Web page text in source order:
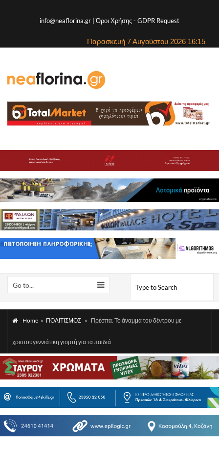
info@neaflorina.gr |Όροι Χρήσης- GDPR Request
Παρασκευή 7 Αυγούστου 2026 16:15
Go to...
Home » ΠΟΛΙΤΙΣΜΟΣ » Πρέσπα: Το άναμμα του δέντρου με
χριστουγεννιάτικη γιορτή για τα παιδιά